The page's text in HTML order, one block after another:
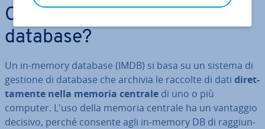
Cosa sono gli in-memory
database?
Un in-memory database (IMDB) si basa su un sistema di
gestione di database che archivia le raccolte di dati di­ret­
ta­men­te nella memoria centrale di uno o più
computer. L'uso della memoria centrale ha un vantaggio
decisivo, perché consente agli in-memory DB di rag­giun­